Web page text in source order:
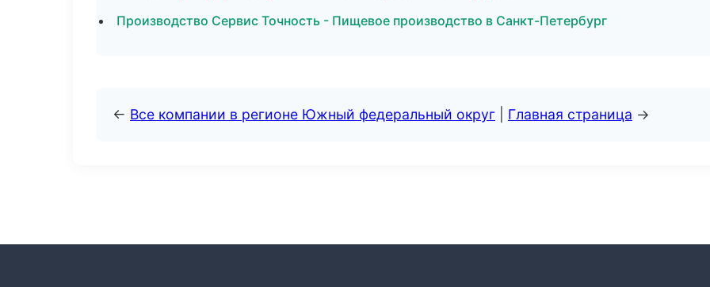
Производство Сервис Точность - Пищевое производство в Санкт-Петербург
← Все компании в регионе Южный федеральный округ Главная страница →